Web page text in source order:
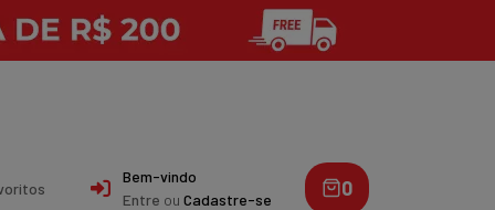
Bem-vindo
Entre ou Cadastre-se 0